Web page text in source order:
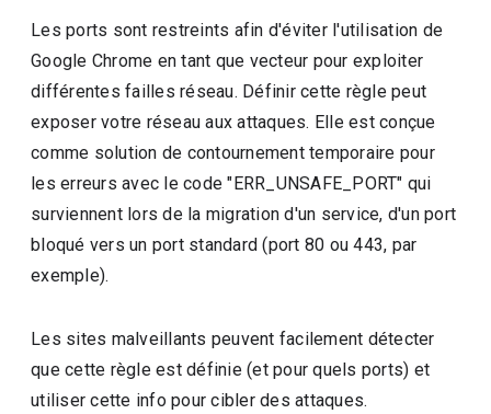
Les ports sont restreints afin d'éviter l'utilisation de
Google Chrome en tant que vecteur pour exploiter
différentes failles réseau. Définir cette règle peut
exposer votre réseau aux attaques. Elle est conçue
comme solution de contournement temporaire pour
les erreurs avec le code "ERR_UNSAFE_PORT" qui
surviennent lors de la migration d'un service, d'un port
bloqué vers un port standard (port 80 ou 443, par
exemple).
Les sites malveillants peuvent facilement détecter
que cette règle est définie (et pour quels ports) et
utiliser cette info pour cibler des attaques.